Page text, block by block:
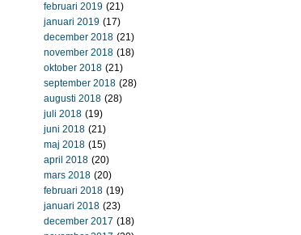
februari 2019 (21)
januari 2019 (17)
december 2018 (21)
november 2018 (18)
oktober 2018 (21)
september 2018 (28)
augusti 2018 (28)
juli 2018 (19)
juni 2018 (21)
maj 2018 (15)
april 2018 (20)
mars 2018 (20)
februari 2018 (19)
januari 2018 (23)
december 2017 (18)